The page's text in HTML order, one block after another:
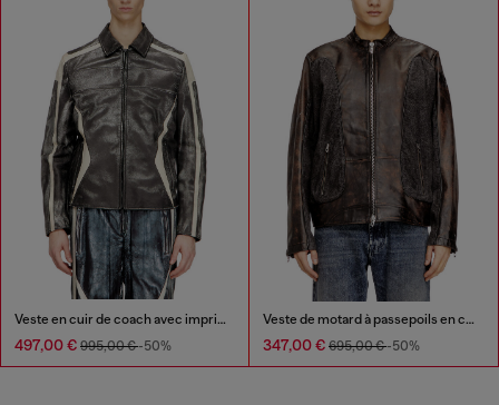
Veste en cuir de coach avec imprimé motard
497,00 € 995,00 €-50%
Veste de motard à passepoils en cuir et denim
347,00 € 695,00 €-50%